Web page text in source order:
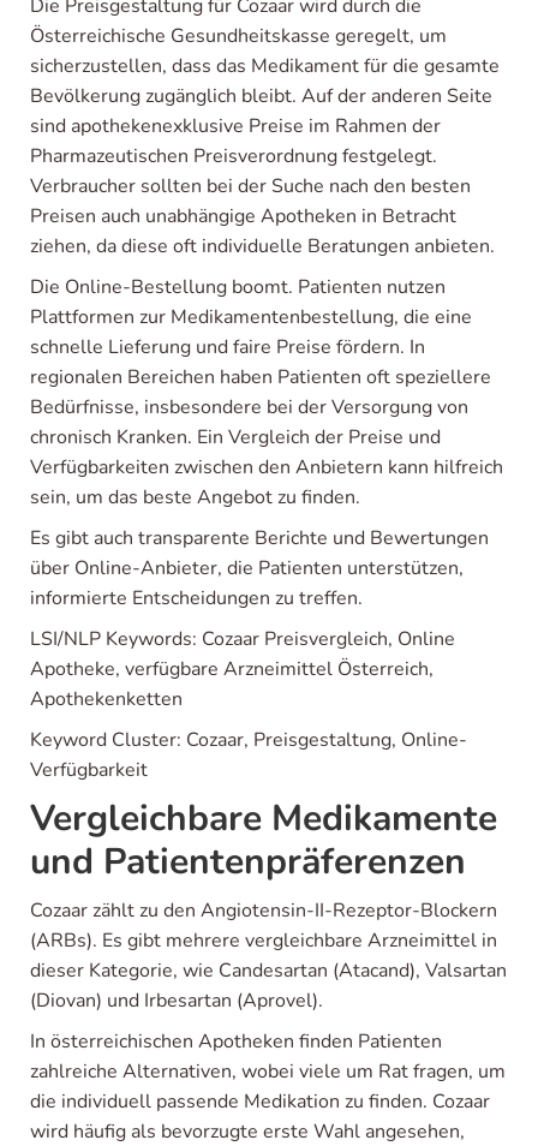
Die Preisgestaltung für Cozaar wird durch die
Österreichische Gesundheitskasse geregelt, um
sicherzustellen, dass das Medikament für die gesamte
Bevölkerung zugänglich bleibt. Auf der anderen Seite
sind apothekenexklusive Preise im Rahmen der
Pharmazeutischen Preisverordnung festgelegt.
Verbraucher sollten bei der Suche nach den besten
Preisen auch unabhängige Apotheken in Betracht
ziehen, da diese oft individuelle Beratungen anbieten.
Die Online-Bestellung boomt. Patienten nutzen
Plattformen zur Medikamentenbestellung, die eine
schnelle Lieferung und faire Preise fördern. In
regionalen Bereichen haben Patienten oft speziellere
Bedürfnisse, insbesondere bei der Versorgung von
chronisch Kranken. Ein Vergleich der Preise und
Verfügbarkeiten zwischen den Anbietern kann hilfreich
sein, um das beste Angebot zu finden.
Es gibt auch transparente Berichte und Bewertungen
über Online-Anbieter, die Patienten unterstützen,
informierte Entscheidungen zu treffen.
LSI/NLP Keywords: Cozaar Preisvergleich, Online
Apotheke, verfügbare Arzneimittel Österreich,
Apothekenketten
Keyword Cluster: Cozaar, Preisgestaltung, Online-
Verfügbarkeit
Vergleichbare Medikamente
und Patientenpräferenzen
Cozaar zählt zu den Angiotensin-II-Rezeptor-Blockern
(ARBs). Es gibt mehrere vergleichbare Arzneimittel in
dieser Kategorie, wie Candesartan (Atacand), Valsartan
(Diovan) und Irbesartan (Aprovel).
In österreichischen Apotheken finden Patienten
zahlreiche Alternativen, wobei viele um Rat fragen, um
die individuell passende Medikation zu finden. Cozaar
wird häufig als bevorzugte erste Wahl angesehen,